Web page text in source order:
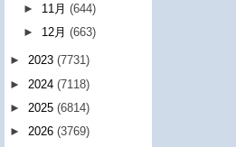
► 11月(644)
► 12月(663)
► 2023 (7731)
► 2024 (7118)
► 2025 (6814)
► 2026 (3769)